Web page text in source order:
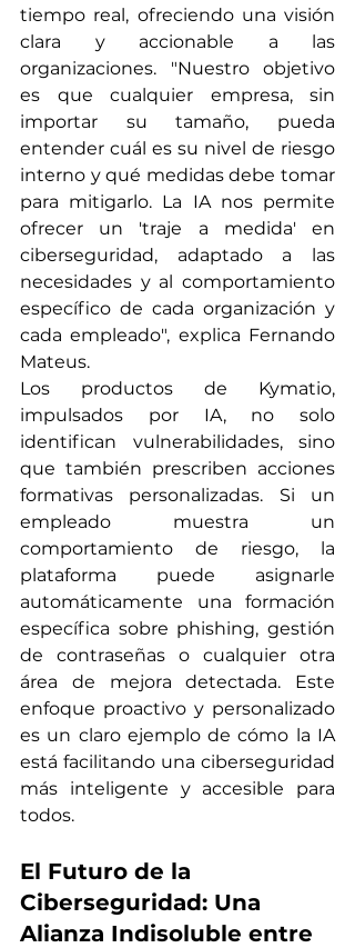
tiempo real, ofreciendo una visión
clara y accionable a las
organizaciones. "Nuestro objetivo
es que cualquier empresa, sin
importar su tamaño, pueda
entender cuál es su nivel de riesgo
interno y qué medidas debe tomar
para mitigarlo. La IA nos permite
ofrecer un 'traje a medida' en
ciberseguridad, adaptado a las
necesidades y al comportamiento
específico de cada organización y
cada empleado", explica Fernando
Mateus.
Los productos de Kymatio,
impulsados por IA, no solo
identifican vulnerabilidades, sino
que también prescriben acciones
formativas personalizadas. Si un
empleado muestra un
comportamiento de riesgo, la
plataforma puede asignarle
automáticamente una formación
específica sobre phishing, gestión
de contraseñas o cualquier otra
área de mejora detectada. Este
enfoque proactivo y personalizado
es un claro ejemplo de cómo la IA
está facilitando una ciberseguridad
más inteligente y accesible para
todos.
El Futuro de la
Ciberseguridad: Una
Alianza Indisoluble entre